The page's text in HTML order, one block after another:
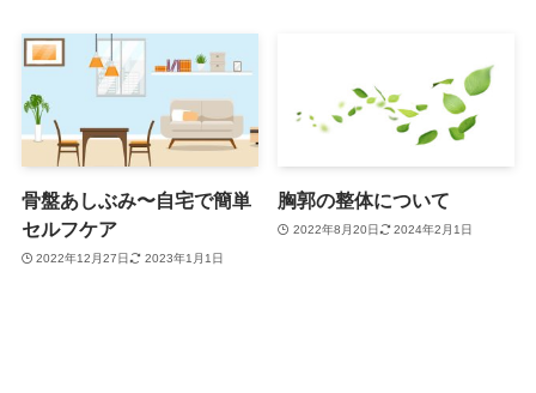
骨盤あしぶみ〜自宅で簡単
セルフケア
2022年12月27日 2023年1月1日
胸郭の整体について
2022年8月20日 2024年2月1日